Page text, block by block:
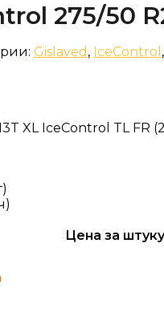
275/50
Gislaved , IceControl
XL IceControl TL FR
Цена за